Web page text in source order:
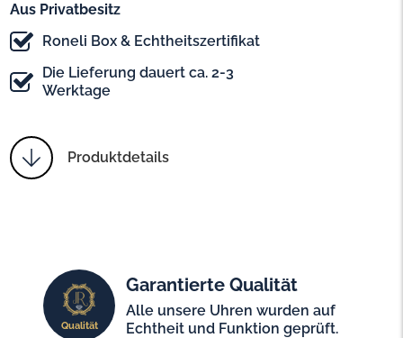
Aus Privatbesitz
Roneli Box & Echtheitszertifikat
Die Lieferung dauert ca. 2-3
Werktage
Produktdetails
Qualität
Garantierte Qualität
Alle unsere Uhren wurden auf
Echtheit und Funktion geprüft.